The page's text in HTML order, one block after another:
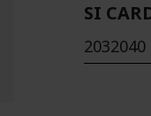
SI
2032040